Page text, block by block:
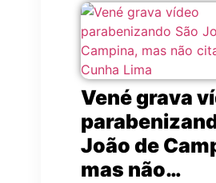
Vené grava
João de
mas não…